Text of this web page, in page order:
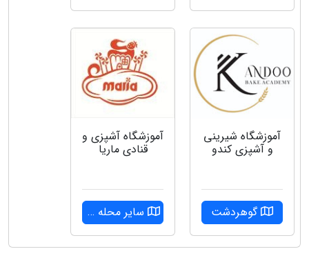
آموزشگاه شیرینی
و آشپزی کندو
گوهردشت
آموزشگاه آشپزی و
قنادی ماریا
سایر محله ها